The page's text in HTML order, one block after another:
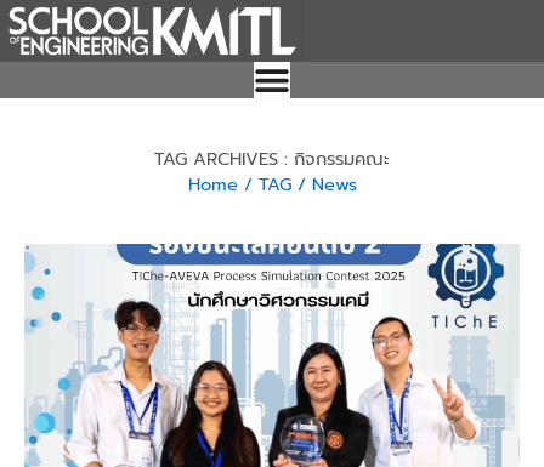
Skip
to
TAG ARCHIVES : กิจกรรมคณะ
Home / TAG / News
PagePagePagePagePage